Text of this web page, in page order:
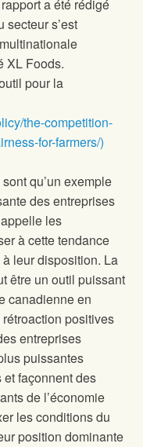
a été rédigé
secteur s’est
XL Foods.
pour la
the-competition-
for-farmers/)
qu’un exemple
des entreprises
les
à cette tendance
leur disposition. La
être un outil puissant
canadienne en
positives
entreprises
puissantes
façonnent des
de l’économie
les conditions du
position dominante